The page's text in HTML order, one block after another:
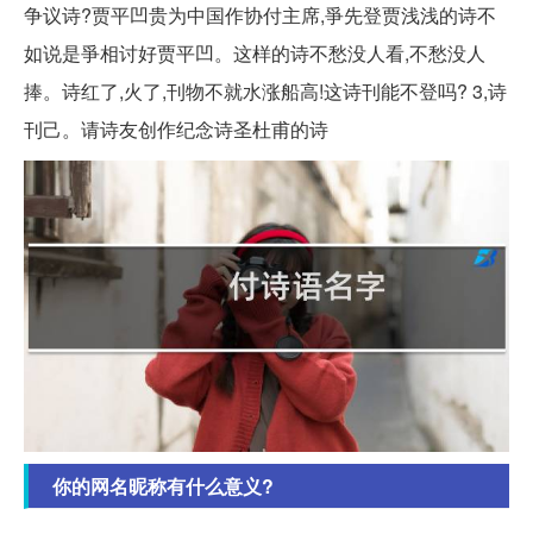
争议诗?贾平凹贵为中国作协付主席,爭先登贾浅浅的诗不
如说是爭相讨好贾平凹。这样的诗不愁没人看,不愁没人
捧。诗红了,火了,刊物不就水涨船高!这诗刊能不登吗? 3,诗
刊己。请诗友创作纪念诗圣杜甫的诗
你的网名昵称有什么意义?